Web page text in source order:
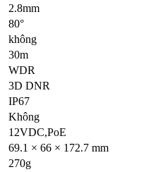
2.8mm
80°
không
30m
WDR
3D DNR
IP67
Không
12VDC,PoE
69.1 × 66 × 172.7 mm
270g